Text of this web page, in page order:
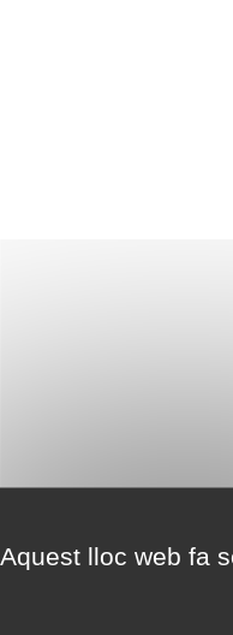
Aquest lloc web fa